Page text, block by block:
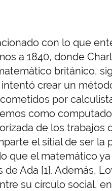
con lo que
a 1840, donde
británico,
crear un
por
como
de los trabajos
el sitial de ser la
que el matemático
Ada [1]. Además,
su círculo social,